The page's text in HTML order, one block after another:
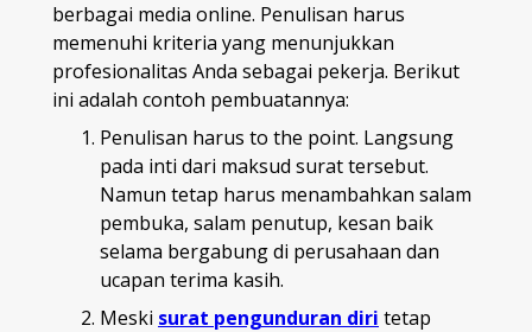
berbagai media online. Penulisan harus
memenuhi kriteria yang menunjukkan
profesionalitas Anda sebagai pekerja. Berikut
ini adalah contoh pembuatannya:
Penulisan harus to the point. Langsung
pada inti dari maksud surat tersebut.
Namun tetap harus menambahkan salam
pembuka, salam penutup, kesan baik
selama bergabung di perusahaan dan
ucapan terima kasih.
Meski surat pengunduran diri tetap